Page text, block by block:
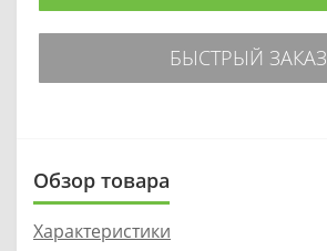
БЫСТРЫЙ ЗАКАЗ
Обзор товара
Характеристики